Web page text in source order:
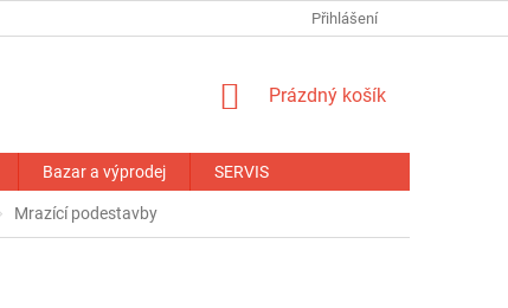
OBCHODNÍ PODMÍNKYPřihlášení
NÁKUPNÍ
Prázdný košík
Bazar a výprodej SERVIS
Mrazící podestavby